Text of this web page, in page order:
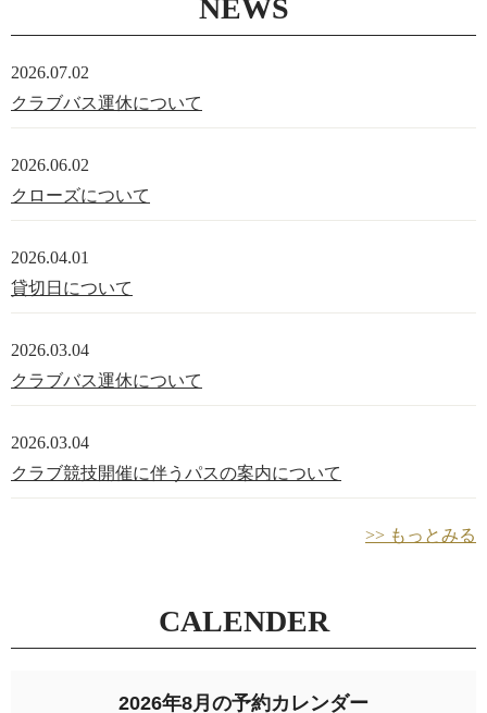
NEWS
2026.07.02
クラブバス運休について
2026.06.02
クローズについて
2026.04.01
貸切日について
2026.03.04
クラブバス運休について
2026.03.04
クラブ競技開催に伴うパスの案内について
>> もっとみる
CALENDER